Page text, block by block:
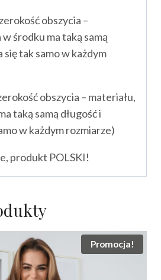
obszycia –
środku ma taką samą
się tak samo w każdym
obszycia – materiału,
taką samą długość i
w każdym rozmiarze)
produkt POLSKI!
Promocja!